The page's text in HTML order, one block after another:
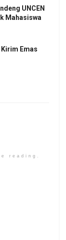
UNCEN
Mahasiswa
Emas
reading.